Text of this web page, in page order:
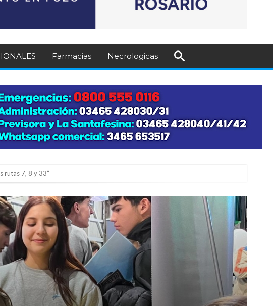
Farmacias Necrologicas
doctor que hizo posible su nacimiento